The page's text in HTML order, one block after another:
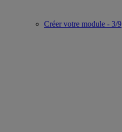
Créer votre module - 3/9